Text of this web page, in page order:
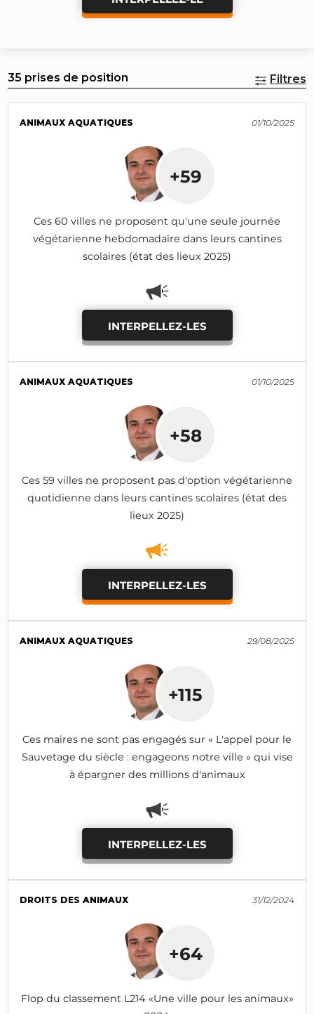
35 prises de position Filtres
ANIMAUX AQUATIQUES 01/10/2025
+59
Ces 60 villes ne proposent qu'une seule journée
végétarienne hebdomadaire dans leurs cantines
scolaires (état des lieux 2025)
INTERPELLEZ-LES
ANIMAUX AQUATIQUES 01/10/2025
+58
Ces 59 villes ne proposent pas d'option végétarienne
quotidienne dans leurs cantines scolaires (état des
lieux 2025)
INTERPELLEZ-LES
ANIMAUX AQUATIQUES 29/08/2025
+115
Ces maires ne sont pas engagés sur « L'appel pour le
Sauvetage du siècle : engageons notre ville » qui vise
à épargner des millions d'animaux
INTERPELLEZ-LES
DROITS DES ANIMAUX 31/12/2024
+64
Flop du classement L214 «Une ville pour les animaux»